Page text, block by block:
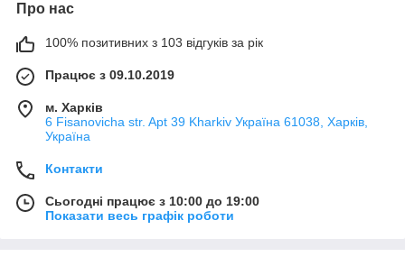
Про нас
100% позитивних з 103 відгуків за рік
Працює з 09.10.2019
м. Харків
6 Fisanovicha str. Apt 39 Kharkiv Україна 61038, Харків,
Україна
Контакти
Сьогодні працює з 10:00 до 19:00
Показати весь графік роботи